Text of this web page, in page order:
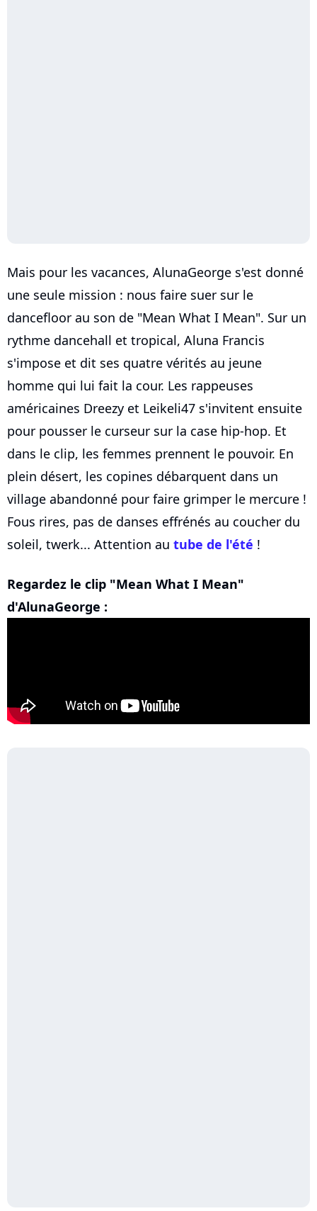
Mais pour les vacances, AlunaGeorge s'est donné
une seule mission : nous faire suer sur le
dancefloor au son de "Mean What I Mean". Sur un
rythme dancehall et tropical, Aluna Francis
s'impose et dit ses quatre vérités au jeune
homme qui lui fait la cour. Les rappeuses
américaines Dreezy et Leikeli47 s'invitent ensuite
pour pousser le curseur sur la case hip-hop. Et
dans le clip, les femmes prennent le pouvoir. En
plein désert, les copines débarquent dans un
village abandonné pour faire grimper le mercure !
Fous rires, pas de danses effrénés au coucher du
soleil, twerk... Attention au tube de l'été !
Regardez le clip "Mean What I Mean"
d'AlunaGeorge :